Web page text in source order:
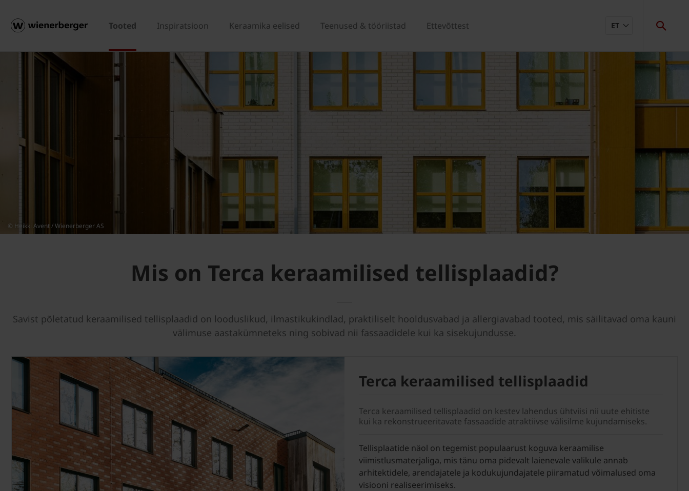
Tooted Inspiratsioon Keraamika eelised Teenused & tööriistad Ettevõttest ET
© Heikki Avent / Wienerberger AS
Mis on Terca keraamilised tellisplaadid?
Savist põletatud keraamilised tellisplaadid on looduslikud, ilmastikukindlad, praktiliselt hooldusvabad ja allergiavabad tooted, mis säilitavad oma kauni
välimuse aastakümneteks ning sobivad nii fassaadidele kui ka sisekujundusse.
Terca keraamilised tellisplaadid
Terca keraamilised tellisplaadid on kestev lahendus ühtviisi nii uute ehitiste
kui ka rekonstrueeritavate fassaadide atraktiivse välisilme kujundamiseks.
Tellisplaatide näol on tegemist populaarust koguva keraamilise
viimistlusmaterjaliga, mis tänu oma pidevalt laienevale valikule annab
arhitektidele, arendajatele ja kodukujundajatele piiramatud võimalused oma
visiooni realiseerimiseks.